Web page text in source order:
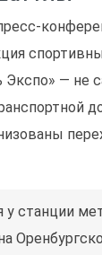
Экспо» — не
станции